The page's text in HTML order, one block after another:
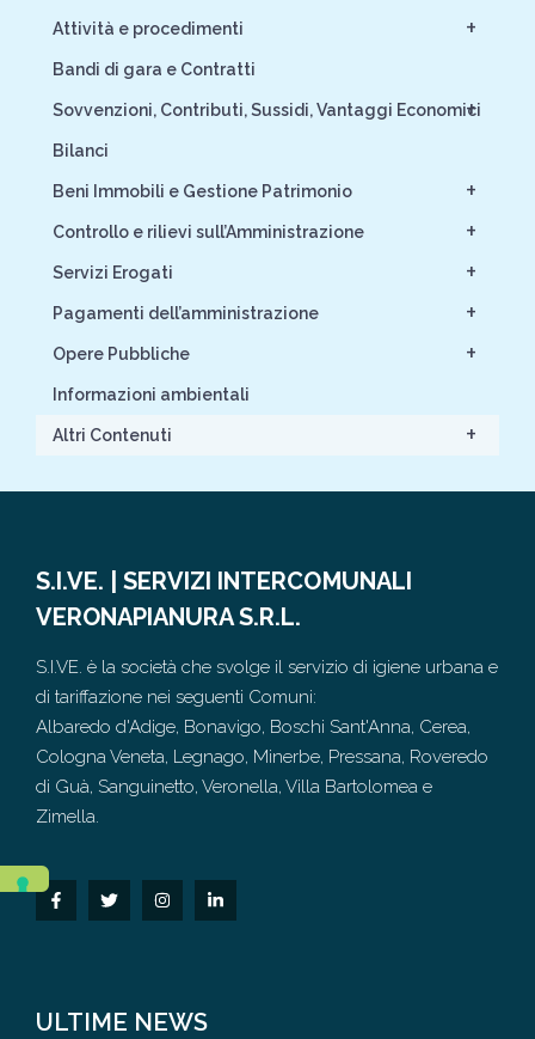
+
Attività e procedimenti
Bandi di gara e Contratti
+
Sovvenzioni, Contributi, Sussidi, Vantaggi Economici
Bilanci
+
Beni Immobili e Gestione Patrimonio
+
Controllo e rilievi sull’Amministrazione
+
Servizi Erogati
+
Pagamenti dell’amministrazione
+
Opere Pubbliche
Informazioni ambientali
+
Altri Contenuti
S.I.VE. | SERVIZI INTERCOMUNALI
VERONAPIANURA S.R.L.
S.I.VE. è la società che svolge il servizio di igiene urbana e
di tariffazione nei seguenti Comuni:
Albaredo d'Adige, Bonavigo, Boschi Sant'Anna, Cerea,
Cologna Veneta, Legnago, Minerbe, Pressana, Roveredo
di Guà, Sanguinetto, Veronella, Villa Bartolomea e
Zimella.
ULTIME NEWS